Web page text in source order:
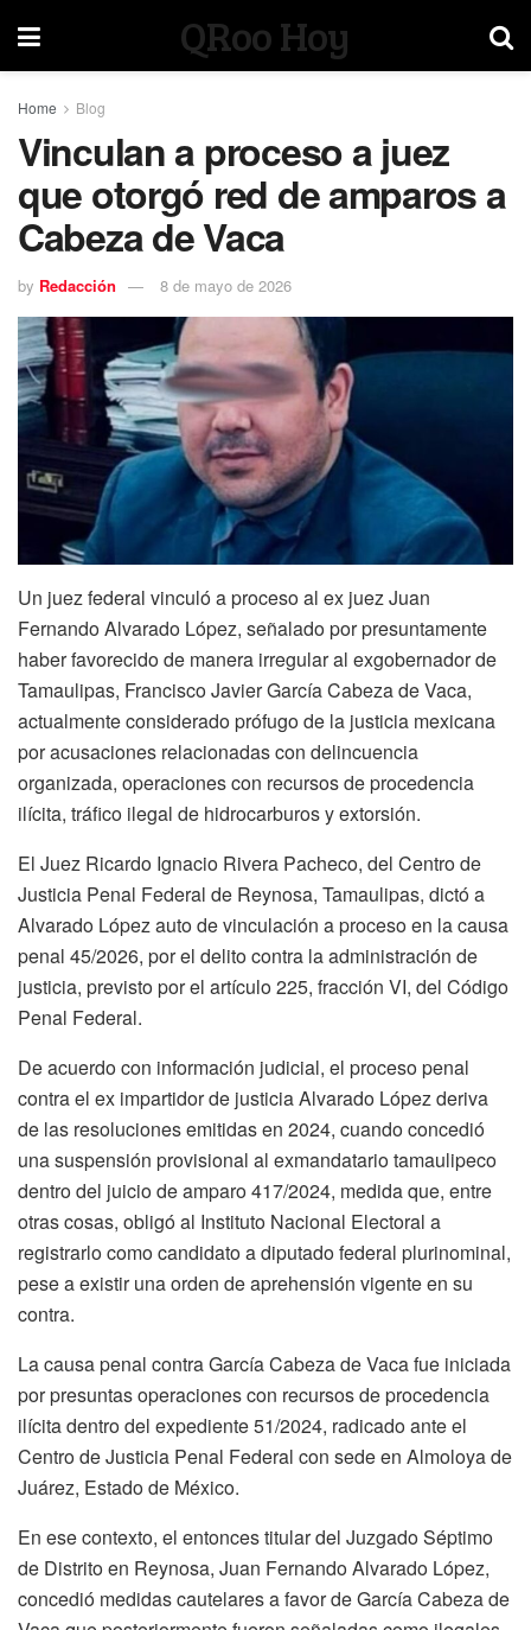
QRoo Hoy
Home Blog
Vinculan a proceso a juez
que otorgó red de amparos a
Cabeza de Vaca
by Redacción 8 de mayo de 2026
Un juez federal vinculó a proceso al ex juez Juan
Fernando Alvarado López, señalado por presuntamente
haber favorecido de manera irregular al exgobernador de
Tamaulipas, Francisco Javier García Cabeza de Vaca,
actualmente considerado prófugo de la justicia mexicana
por acusaciones relacionadas con delincuencia
organizada, operaciones con recursos de procedencia
ilícita, tráfico ilegal de hidrocarburos y extorsión.
El Juez Ricardo Ignacio Rivera Pacheco, del Centro de
Justicia Penal Federal de Reynosa, Tamaulipas, dictó a
Alvarado López auto de vinculación a proceso en la causa
penal 45/2026, por el delito contra la administración de
justicia, previsto por el artículo 225, fracción VI, del Código
Penal Federal.
De acuerdo con información judicial, el proceso penal
contra el ex impartidor de justicia Alvarado López deriva
de las resoluciones emitidas en 2024, cuando concedió
una suspensión provisional al exmandatario tamaulipeco
dentro del juicio de amparo 417/2024, medida que, entre
otras cosas, obligó al Instituto Nacional Electoral a
registrarlo como candidato a diputado federal plurinominal,
pese a existir una orden de aprehensión vigente en su
contra.
La causa penal contra García Cabeza de Vaca fue iniciada
por presuntas operaciones con recursos de procedencia
ilícita dentro del expediente 51/2024, radicado ante el
Centro de Justicia Penal Federal con sede en Almoloya de
Juárez, Estado de México.
En ese contexto, el entonces titular del Juzgado Séptimo
de Distrito en Reynosa, Juan Fernando Alvarado López,
concedió medidas cautelares a favor de García Cabeza de